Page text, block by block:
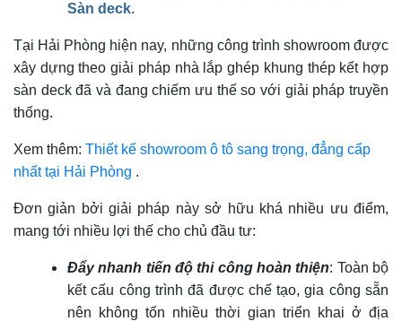
Sàn deck.
Tại Hải Phòng hiện nay, những công trình showroom được
xây dựng theo giải pháp nhà lắp ghép khung thép kết hợp
sàn deck đã và đang chiếm ưu thế so với giải pháp truyền
thống.
Xem thêm: Thiết kế showroom ô tô sang trọng, đẳng cấp
nhất tại Hải Phòng .
Đơn giản bởi giải pháp này sở hữu khá nhiều ưu điểm,
mang tới nhiều lợi thế cho chủ đầu tư:
Đẩy nhanh tiến độ thi công hoàn thiện: Toàn bộ
kết cấu công trình đã được chế tạo, gia công sẵn
nên không tốn nhiều thời gian triển khai ở địa